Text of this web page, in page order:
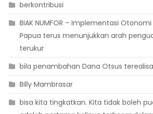
berkontribusi
BIAK NUMFOR – Implementasi
Papua terus menunjukkan arah
terukur
bila penambahan Dana Otsus
Billy Mambrasar
bisa kita tingkatkan. Kita tidak boleh